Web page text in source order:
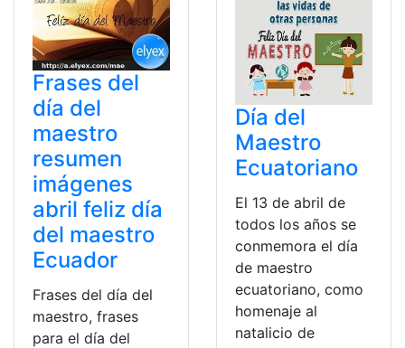
Frases del
día del
maestro
resumen
imágenes
abril feliz día
del maestro
Ecuador
Frases del día del
maestro, frases
para el día del
Día del
Maestro
Ecuatoriano
El 13 de abril de
todos los años se
conmemora el día
de maestro
ecuatoriano, como
homenaje al
natalicio de